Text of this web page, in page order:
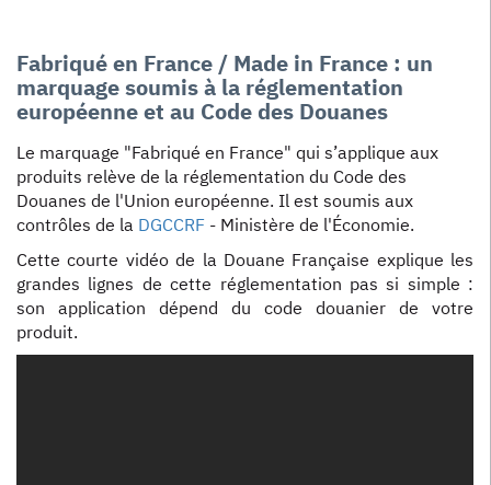
Fabriqué en France / Made in France : un
marquage soumis à la réglementation
européenne et au Code des Douanes
Le marquage "Fabriqué en France" qui s’applique aux
produits relève de la réglementation du Code des
Douanes de l'Union européenne. Il est soumis aux
contrôles de la DGCCRF - Ministère de l'Économie.
Cette courte vidéo de la Douane Française explique les
grandes lignes de cette réglementation pas si simple :
son application dépend du code douanier de votre
produit.